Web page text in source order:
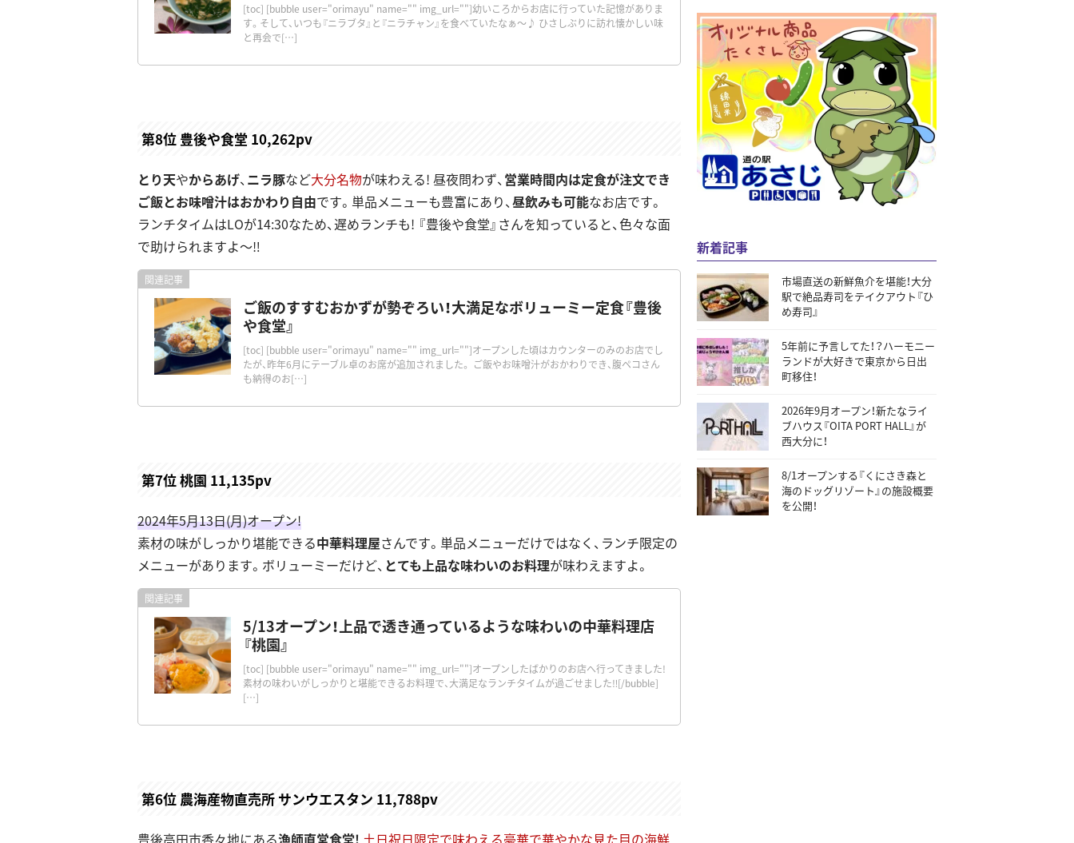
[toc] [bubble user="orimayu" name="" img_url=""]幼いころからお店に行っていた記憶がありま
す。そして、いつも『ニラブタ』と『ニラチャン』を食べていたなぁ～♪ ひさしぶりに訪れ懐かしい味
と再会で[…]
第8位 豊後や食堂 10,262pv
とり天やからあげ、 ニラ豚など大分名物が味わえる! 昼夜問わず、 営業時間内は定食が注文でき
ご飯とお味噌汁はおかわり自由です。単品メニューも豊富にあり、昼飲みも可能なお店です。
ランチタイムはLOが14:30なため、遅めランチも! 『豊後や食堂』さんを知っていると、色々な面
で助けられますよ～‼
ご飯のすすむおかずが勢ぞろい！大満足なボリューミー定食『豊後
や食堂』
[toc] [bubble user="orimayu" name="" img_url=""]オープンした頃はカウンターのみのお店でし
たが、昨年6月にテーブル卓のお席が追加されました。 ご飯やお味噌汁がおかわりでき、腹ペコさん
も納得のお[…]
第7位 桃園 11,135pv
2024年5月13日(月)オープン!
素材の味がしっかり堪能できる中華料理屋さんです。単品メニューだけではなく、ランチ限定の
メニューがあります。ボリューミーだけど、 とても上品な味わいのお料理が味わえますよ。
5/13オープン！上品で透き通っているような味わいの中華料理店
『桃園』
[toc] [bubble user="orimayu" name="" img_url=""]オープンしたばかりのお店へ行ってきました!
素材の味わいがしっかりと堪能できるお料理で、大満足なランチタイムが過ごせました‼[/bubble]
[…]
第6位 農海産物直売所 サンウエスタン 11,788pv
豊後高田市香々地にある漁師直営食堂! 土日祝日限定で味わえる豪華で華やかな見た目の海鮮
新着記事
市場直送の新鮮魚介を堪能！大分
駅で絶品寿司をテイクアウト『ひ
め寿司』
5年前に予言してた！？ハーモニー
ランドが大好きで東京から日出
町移住！
2026年9月オープン！新たなライ
ブハウス『OITA PORT HALL』が
西大分に！
8/1オープンする『くにさき森と
海のドッグリゾート』の施設概要
を公開！